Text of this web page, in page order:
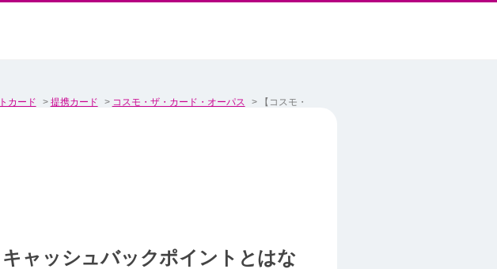
カード > 提携カード > コスモ・ザ・カード・オーパス >
【コスモ・
ャッシュバックポイントとはな